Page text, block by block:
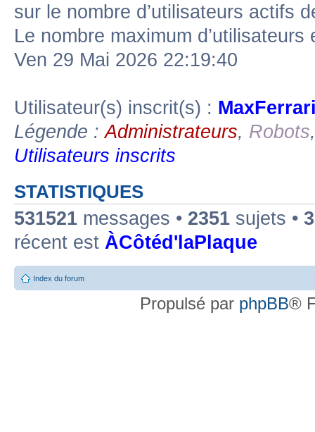
sur le nombre d’utilisateurs actifs
Le nombre maximum
Ven 29 Mai 2026 22:19:40
Utilisateur(s) inscrit(s) :
Légende :Administrateurs, Robots
Utilisateurs inscrits
STATISTIQUES
531521 messages • 2351 sujets •
récent est ÀCôtéd'laPlaque
Index du forum
Propulsé par phpBB®